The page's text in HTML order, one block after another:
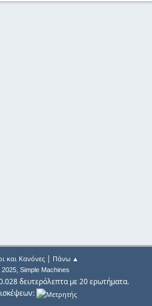
και Κανόνες| Πάνω ▲
2025, Simple Machines
δευτερόλεπτα με 20 ερωτήματα.